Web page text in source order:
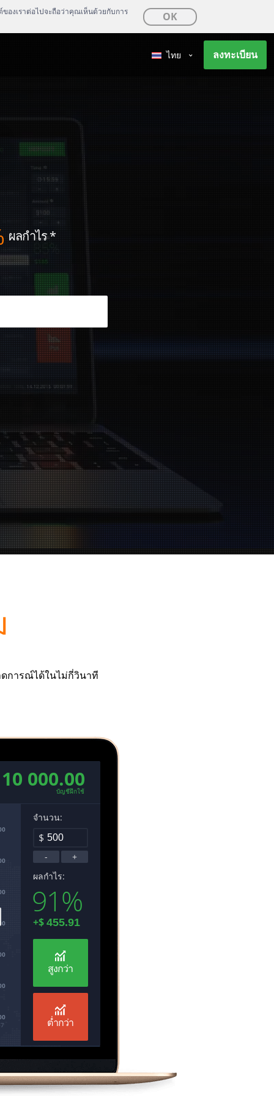
ของเราต่อไปจะถือว่าคุณเห็นด้วยกับการ OK
ไทย ลงทะเบียน
ผลกำไร*
การณ์ได้ในไม่กี่วินาที
10 000.00
บัญชีฝึกใช้
จำนวน:
$
-
+
ผลกำไร:
91%
+$
สูงกว่า
ต่ำกว่า